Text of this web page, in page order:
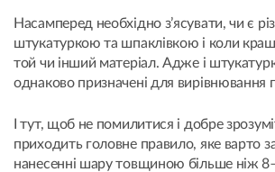
Насамперед необхідно з’ясувати, чи є
штукатуркою та шпаклівкою і коли
той чи інший матеріал. Адже і
однаково призначені для вирівнювання
І тут, щоб не помилитися і добре
приходить головне правило, яке варто
нанесенні шару товщиною більше ніж